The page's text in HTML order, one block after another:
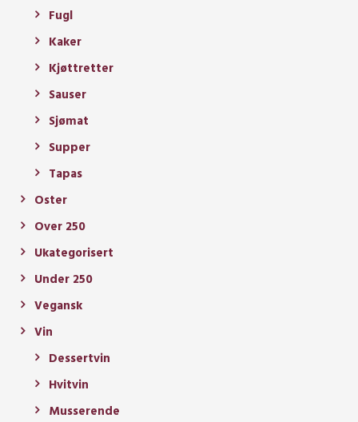
Fugl
Kaker
Kjøttretter
Sauser
Sjømat
Supper
Tapas
Oster
Over 250
Ukategorisert
Under 250
Vegansk
Vin
Dessertvin
Hvitvin
Musserende